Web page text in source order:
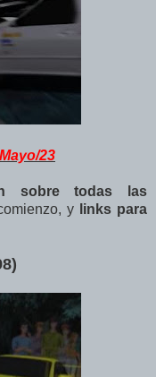
23
sobre todas las
y
links para